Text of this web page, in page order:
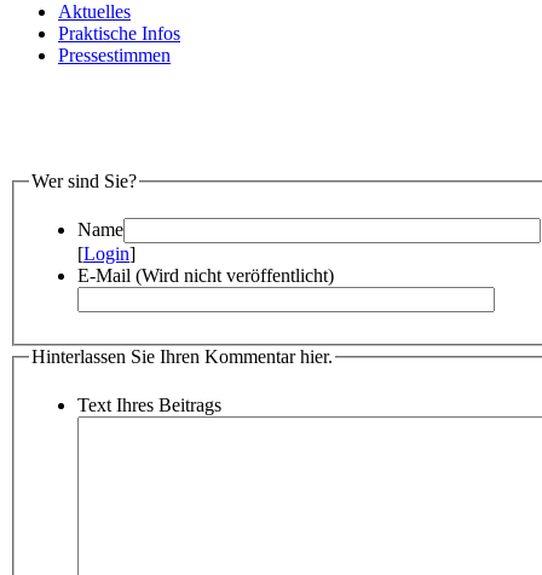
Aktuelles
Praktische Infos
Pressestimmen
Wer sind Sie?
Name
[Login]
E-Mail (Wird nicht veröffentlicht)
Hinterlassen Sie Ihren Kommentar hier.
Text Ihres Beitrags